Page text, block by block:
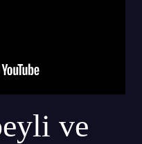
ve